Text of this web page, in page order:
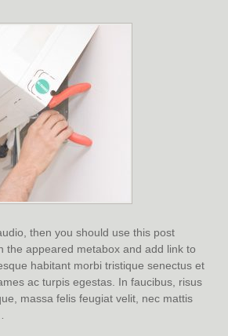
then you should use this post
the appeared metabox and add link to
habitant morbi tristique senectus et
ac turpis egestas. In faucibus, risus
massa felis feugiat velit, nec mattis